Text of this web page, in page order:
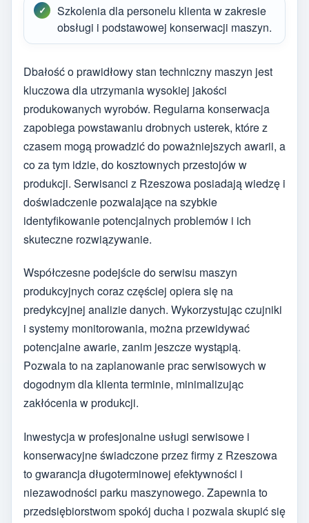
Szkolenia dla personelu klienta w zakresie
obsługi i podstawowej konserwacji maszyn.
Dbałość o prawidłowy stan techniczny maszyn jest
kluczowa dla utrzymania wysokiej jakości
produkowanych wyrobów. Regularna konserwacja
zapobiega powstawaniu drobnych usterek, które z
czasem mogą prowadzić do poważniejszych awarii, a
co za tym idzie, do kosztownych przestojów w
produkcji. Serwisanci z Rzeszowa posiadają wiedzę i
doświadczenie pozwalające na szybkie
identyfikowanie potencjalnych problemów i ich
skuteczne rozwiązywanie.
Współczesne podejście do serwisu maszyn
produkcyjnych coraz częściej opiera się na
predykcyjnej analizie danych. Wykorzystując czujniki
i systemy monitorowania, można przewidywać
potencjalne awarie, zanim jeszcze wystąpią.
Pozwala to na zaplanowanie prac serwisowych w
dogodnym dla klienta terminie, minimalizując
zakłócenia w produkcji.
Inwestycja w profesjonalne usługi serwisowe i
konserwacyjne świadczone przez firmy z Rzeszowa
to gwarancja długoterminowej efektywności i
niezawodności parku maszynowego. Zapewnia to
przedsiębiorstwom spokój ducha i pozwala skupić się